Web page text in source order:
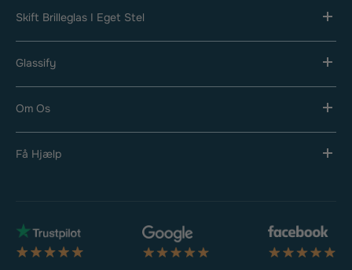
Skift Brilleglas I Eget Stel
Glassify
Om Os
Få Hjælp